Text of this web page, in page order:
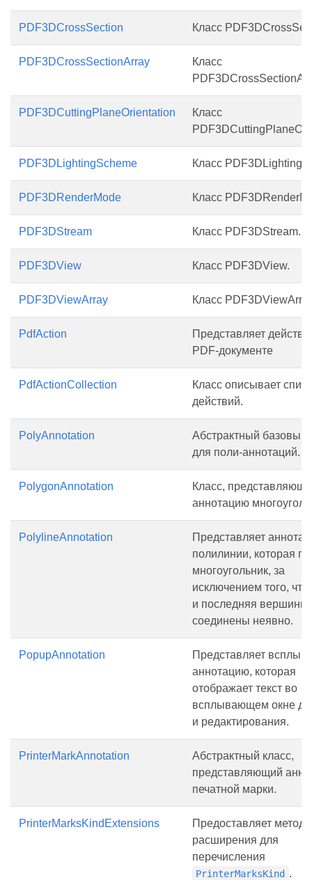
PDF3DCrossSection Класс
PDF3DCrossSectionArray
Класс
PDF3DCuttingPlaneOrientation
Класс
PDF3DLightingScheme Класс
PDF3DRenderMode Класс
PDF3DStream Класс PDF3DStream.
PDF3DView Класс PDF3DView.
PDF3DViewArray Класс
PdfAction
Представляет
PDF-документе
PdfActionCollection
Класс описывает
действий.
PolyAnnotation
Абстрактный базовый
для поли-аннотаций.
PolygonAnnotation
Класс,
аннотацию
PolylineAnnotation
Представляет
полилинии, которая
многоугольник, за
исключением того,
и последняя вершины
соединены неявно.
PopupAnnotation
Представляет
аннотацию, которая
отображает текст во
всплывающем окне
и редактирования.
PrinterMarkAnnotation
Абстрактный класс,
представляющий
печатной марки.
PrinterMarksKindExtensions
Предоставляет
расширения для
перечисления
PrinterMarksKind .